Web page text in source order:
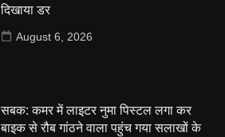
दिखाया डर
August 6, 2026
सबक: कमर में लाइटर नुमा पिस्टल लगा कर
बाइक से रौब गांठने वाला पहुंच गया सलाखों के